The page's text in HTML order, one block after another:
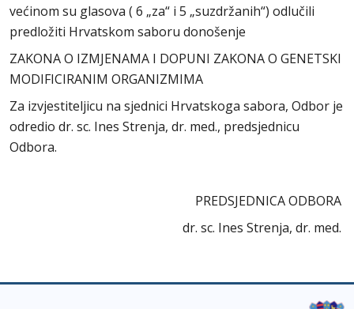
većinom su glasova ( 6 „za“ i 5 „suzdržanih“) odlučili
predložiti Hrvatskom saboru donošenje
ZAKONA O IZMJENAMA I DOPUNI ZAKONA O GENETSKI
MODIFICIRANIM ORGANIZMIMA
Za izvjestiteljicu na sjednici Hrvatskoga sabora, Odbor je
odredio dr. sc. Ines Strenja, dr. med., predsjednicu
Odbora.
PREDSJEDNICA ODBORA
dr. sc. Ines Strenja, dr. med.